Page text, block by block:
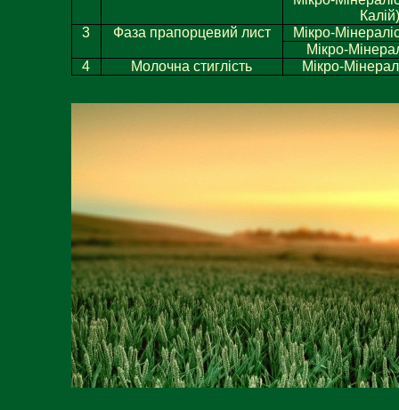
Калій)
3
Фаза прапорцевий лист
Мікро-
Мікро-
4
Молочна стиглість Мікро-